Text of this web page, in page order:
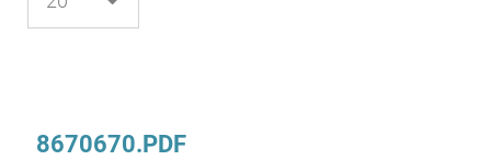
8670670.PDF